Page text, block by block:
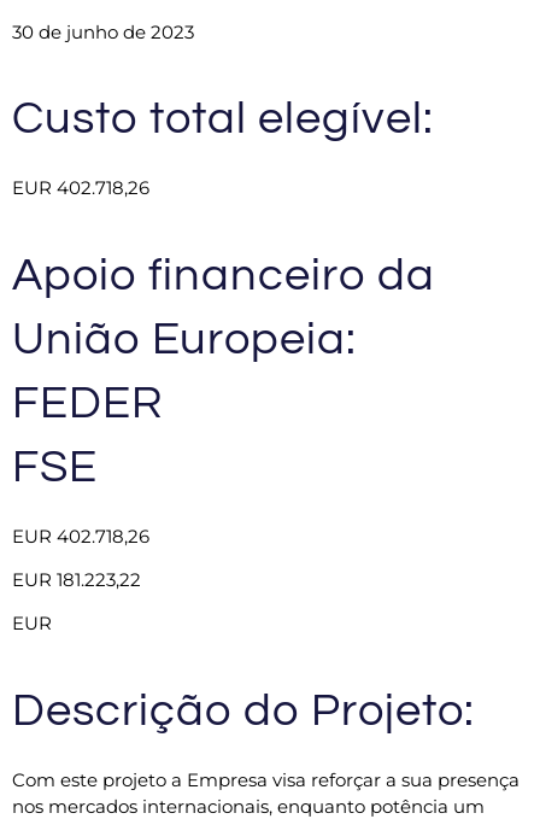
30 de junho de 2023
Custo total elegível:
EUR 402.718,26
Apoio financeiro da
União Europeia:
FEDER
FSE
EUR 402.718,26
EUR 181.223,22
EUR
Descrição do Projeto:
Com este projeto a Empresa visa reforçar a sua presença
nos mercados internacionais, enquanto potência um